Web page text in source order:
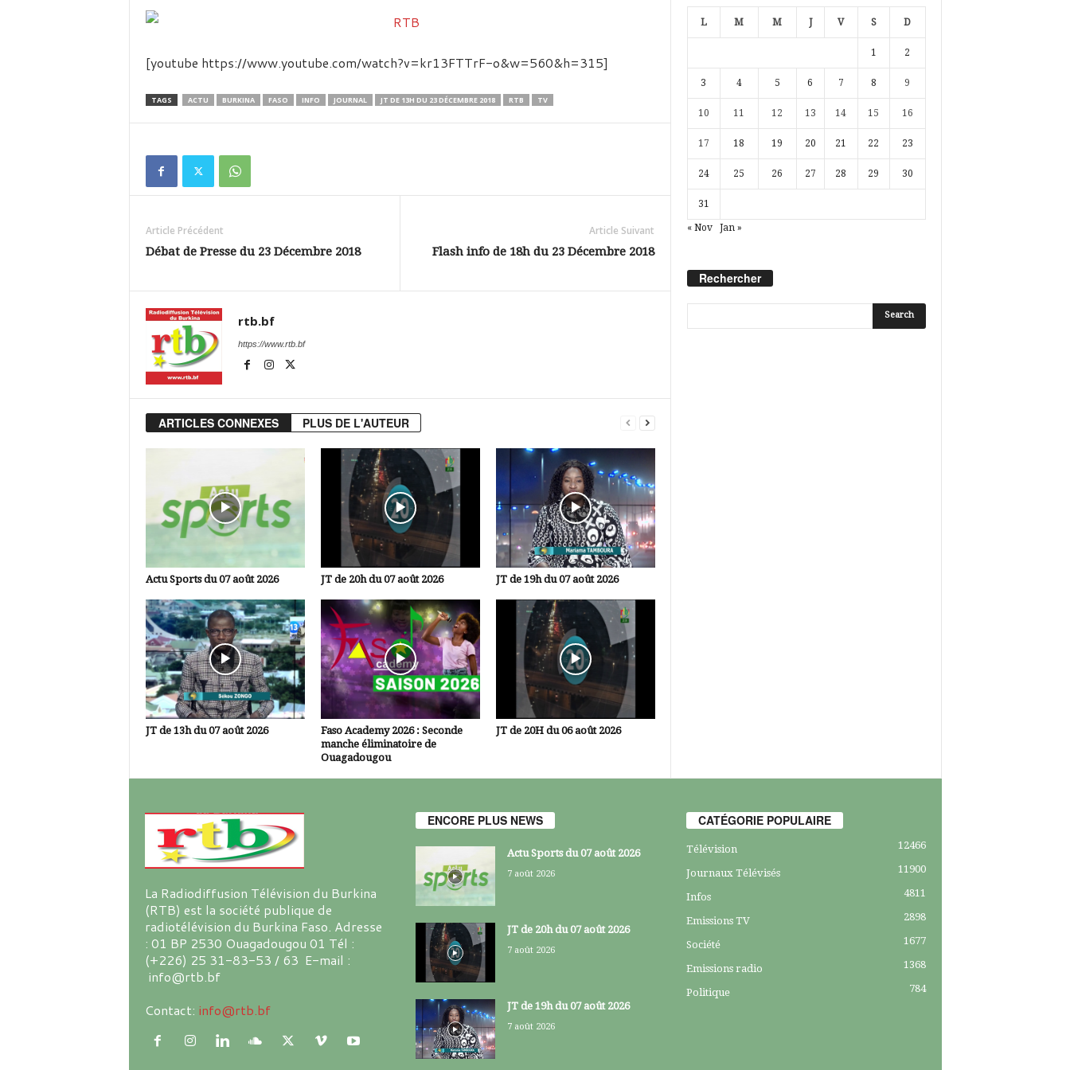
d
k
[youtube https://www.youtube.com/watch?v=kr13FTTrF-o&w=560&h=315]
TAGS ACTU BURKINA FASO INFO JOURNAL JT DE 13H DU 23 DÉCEMBRE 2018 RTB TV
Article Précédent
Débat de Presse du 23 Décembre 2018
Article Suivant
Flash info de 18h du 23 Décembre 2018
rtb.bf
https://www.rtb.bf
ARTICLES CONNEXES PLUS DE L'AUTEUR
Actu Sports du 07 août 2026 JT de 20h du 07 août 2026 JT de 19h du 07 août 2026
JT de 13h du 07 août 2026
Faso Academy 2026 : Seconde
manche éliminatoire de
Ouagadougou
JT de 20H du 06 août 2026
L M M J V S D
1 2
3 4 5 6 7 8 9
10 11 12 13 14 15 16
17 18 19 20 21 22 23
24 25 26 27 28 29 30
31
« Nov Jan »
Rechercher
La Radiodiffusion Télévision du Burkina
(RTB) est la société publique de
radiotélévision du Burkina Faso. Adresse
: 01 BP 2530 Ouagadougou 01 Tél :
(+226) 25 31-83-53 / 63 E-mail :
info@rtb.bf
Contact: info@rtb.bf
ENCORE PLUS NEWS
Actu Sports du 07 août 2026
7 août 2026
JT de 20h du 07 août 2026
7 août 2026
JT de 19h du 07 août 2026
7 août 2026
CATÉGORIE POPULAIRE
Télévision 12466
Journaux Télévisés 11900
Infos 4811
Emissions TV 2898
Société 1677
Emissions radio 1368
Politique 784